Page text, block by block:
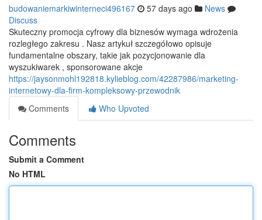
budowaniemarkiwinterneci496167 57 days ago
News
Discuss
Skuteczny promocja cyfrowy dla biznesów wymaga wdrożenia
rozległego zakresu . Nasz artykuł szczegółowo opisuje
fundamentalne obszary, takie jak pozycjonowanie dla
wyszukiwarek , sponsorowane akcje
https://jaysonmohl192818.kylieblog.com/42287986/marketing-
internetowy-dla-firm-kompleksowy-przewodnik
Comments
Who Upvoted
Comments
Submit a Comment
No HTML